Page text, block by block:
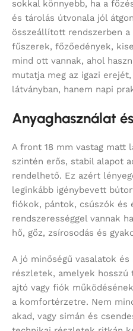
sokkal könnyebb, ha a
és tárolás útvonala jól
összeállított rendszerben a
fűszerek, főzőedények,
mind ott vannak, ahol
mutatja meg az igazi
látványban, hanem napi
Anyaghasználat
A front 18 mm vastag matt
szintén erős, stabil alapot
rendelhető. Ez azért
leginkább igénybevett
fiókok, pántok, csúszók és
rendszerességgel vannak
hő, gőz, zsírosodás és
A jó minőségű vasalatok
részletek, amelyek hosszú
ajtó vagy fiók
a komfortérzetre. Nem
akad, vagy simán és